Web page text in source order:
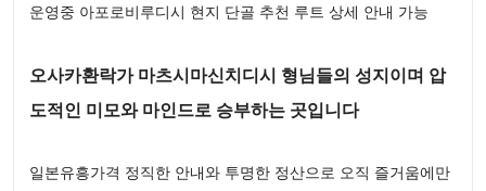
운영중 아포로비루디시 현지 단골 추천 루트 상세 안내 가능
오사카환락가 마츠시마신치디시 형님들의 성지이며 압
도적인 미모와 마인드로 승부하는 곳입니다
일본유흥가격 정직한 안내와 투명한 정산으로 오직 즐거움에만